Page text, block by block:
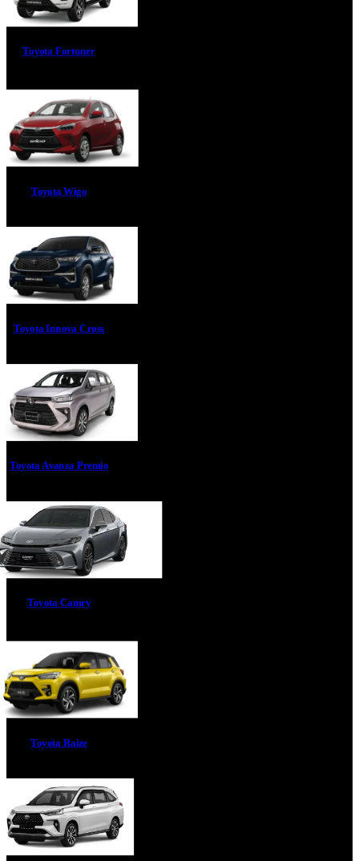
Toyota Fortuner
Toyota Wigo
Toyota Innova Cross
Toyota Avanza Premio
Toyota Camry
Toyota Raize